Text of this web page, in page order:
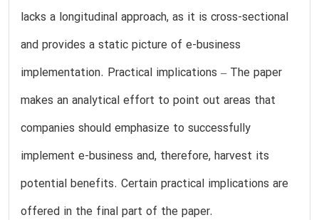
lacks a longitudinal approach, as it is cross-sectional
and provides a static picture of e-business
implementation. Practical implications – The paper
makes an analytical effort to point out areas that
companies should emphasize to successfully
implement e-business and, therefore, harvest its
potential benefits. Certain practical implications are
offered in the final part of the paper.